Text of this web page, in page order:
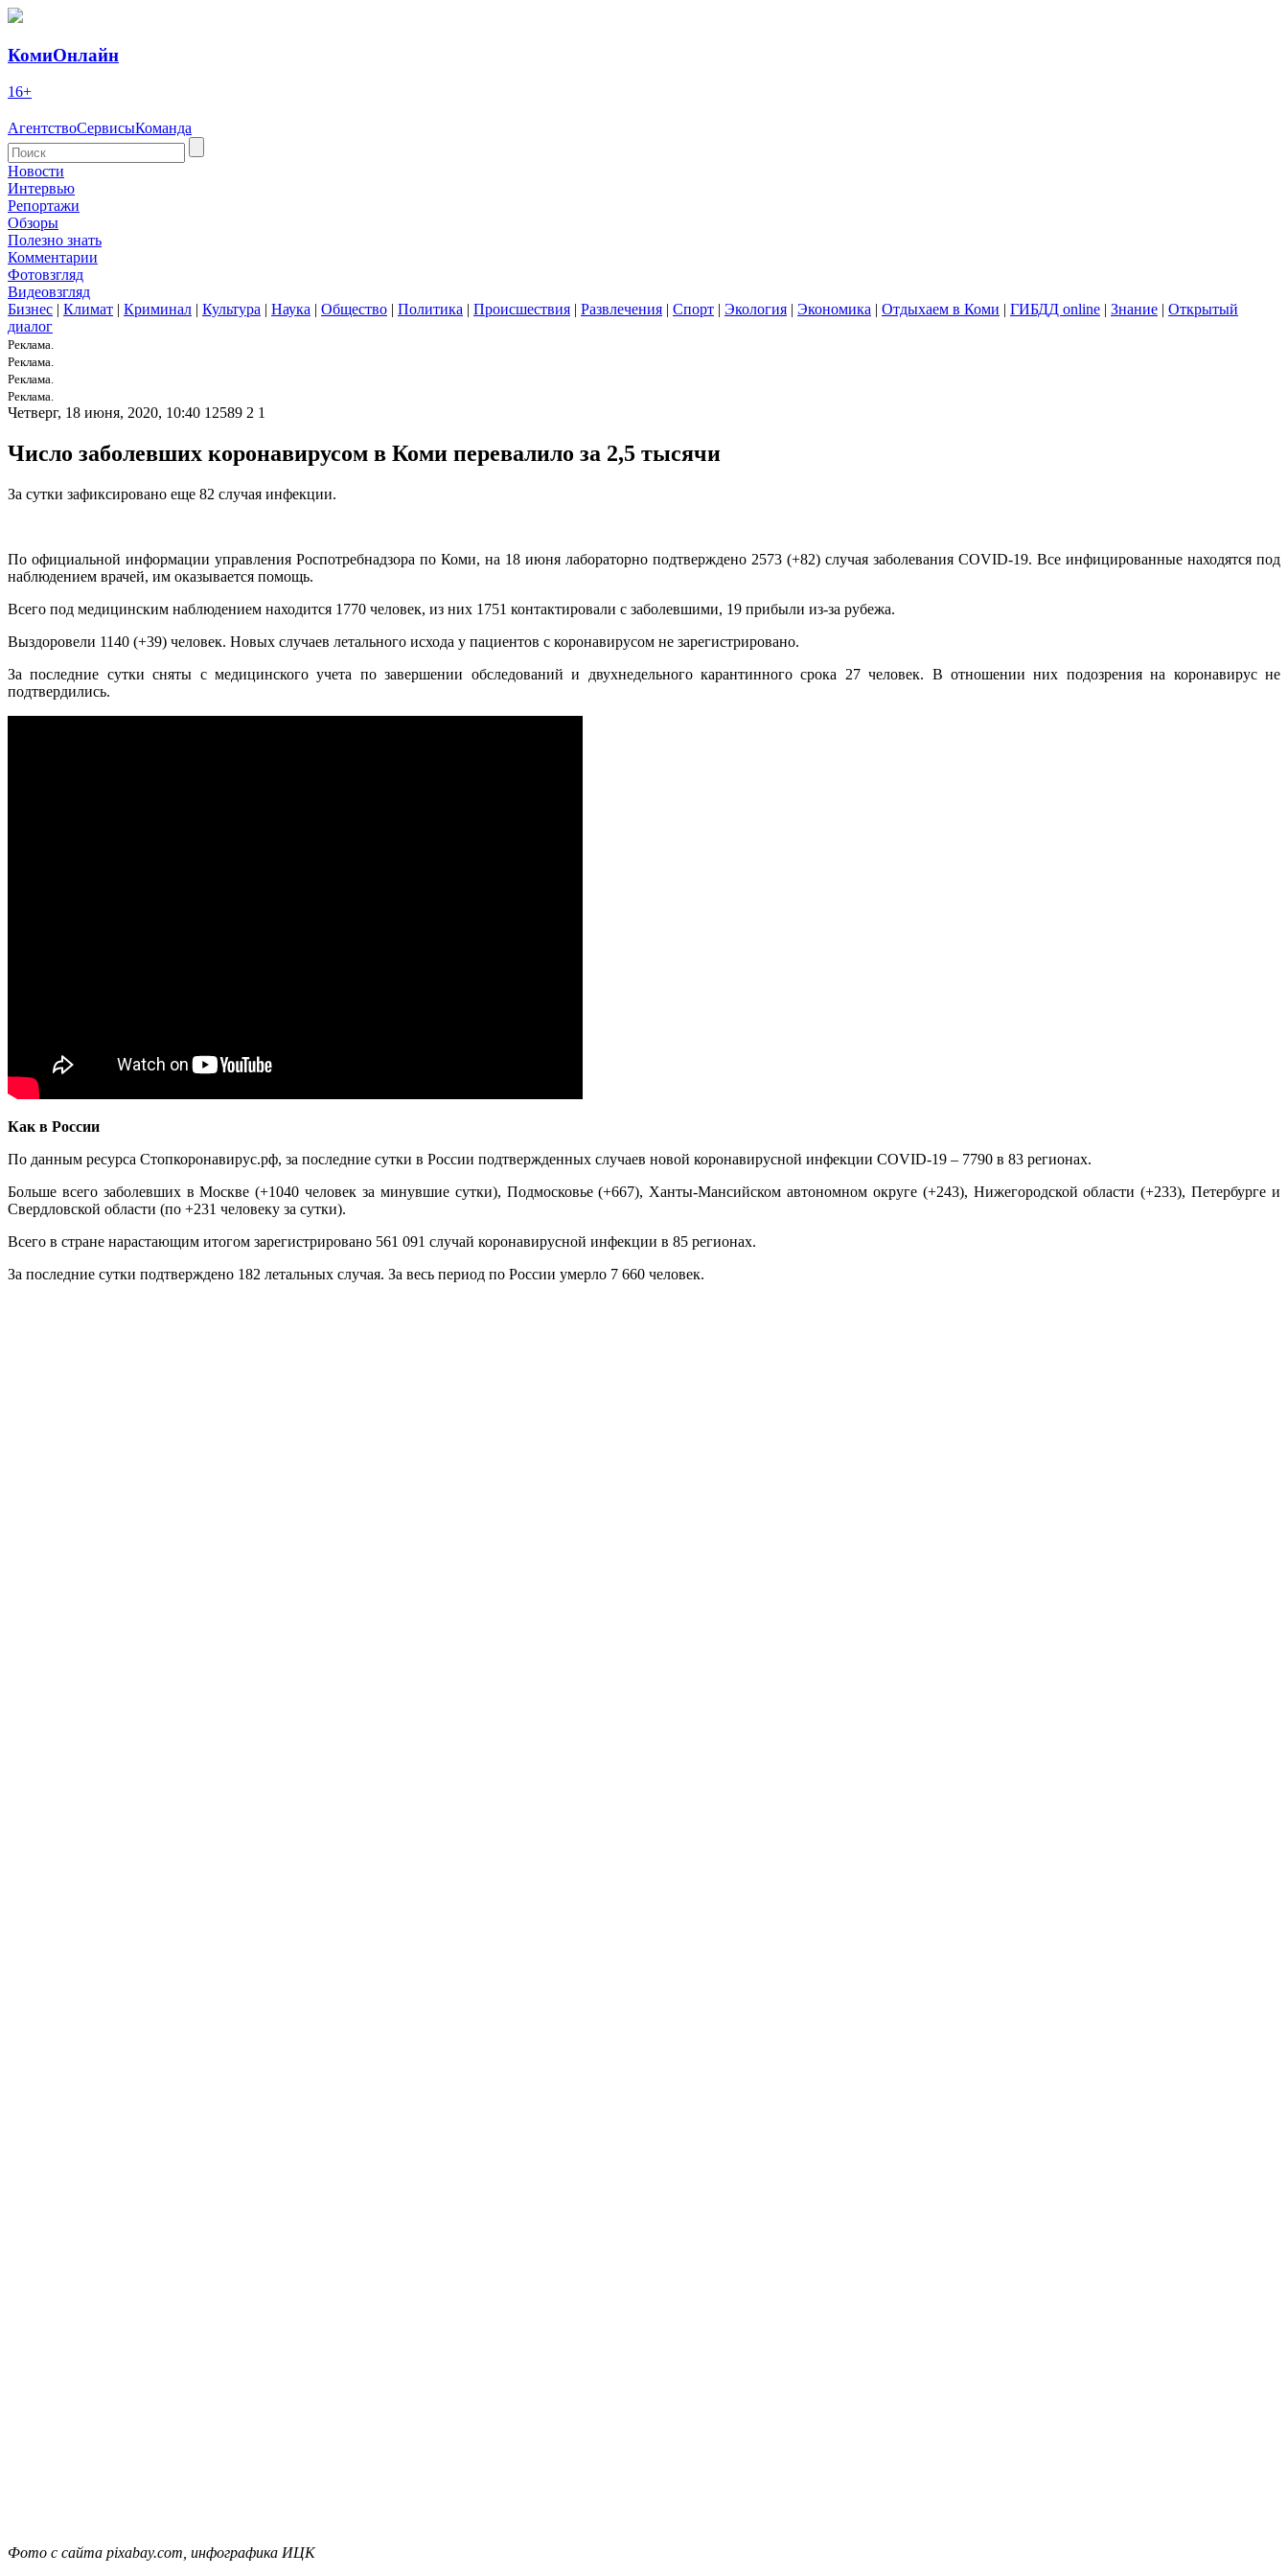
КомиОнлайн
16+
АгентствоСервисыКоманда
Новости
Интервью
Репортажи
Обзоры
Полезно знать
Комментарии
Фотовзгляд
Видеовзгляд
Бизнес | Климат | Криминал | Культура | Наука | Общество | Политика | Происшествия | Развлечения | Спорт | Экология | Экономика | Отдыхаем в Коми | ГИБДД online | Знание | Открытый
диалог
Реклама.
Реклама.
Реклама.
Реклама.
Четверг, 18 июня, 2020, 10:40 12589 2 1
Число заболевших коронавирусом в Коми перевалило за 2,5 тысячи
За сутки зафиксировано еще 82 случая инфекции.
По официальной информации управления Роспотребнадзора по Коми, на 18 июня лабораторно подтверждено 2573 (+82) случая заболевания COVID-19. Все инфицированные находятся под
наблюдением врачей, им оказывается помощь.
Всего под медицинским наблюдением находится 1770 человек, из них 1751 контактировали с заболевшими, 19 прибыли из-за рубежа.
Выздоровели 1140 (+39) человек. Новых случаев летального исхода у пациентов с коронавирусом не зарегистрировано.
За последние сутки сняты с медицинского учета по завершении обследований и двухнедельного карантинного срока 27 человек. В отношении них подозрения на коронавирус не
подтвердились.
Как в России
По данным ресурса Стопкоронавирус.рф, за последние сутки в России подтвержденных случаев новой коронавирусной инфекции COVID-19 – 7790 в 83 регионах.
Больше всего заболевших в Москве (+1040 человек за минувшие сутки), Подмосковье (+667), Ханты-Мансийском автономном округе (+243), Нижегородской области (+233), Петербурге и
Свердловской области (по +231 человеку за сутки).
Всего в стране нарастающим итогом зарегистрировано 561 091 случай коронавирусной инфекции в 85 регионах.
За последние сутки подтверждено 182 летальных случая. За весь период по России умерло 7 660 человек.
Фото с сайта pixabay.com, инфографика ИЦК